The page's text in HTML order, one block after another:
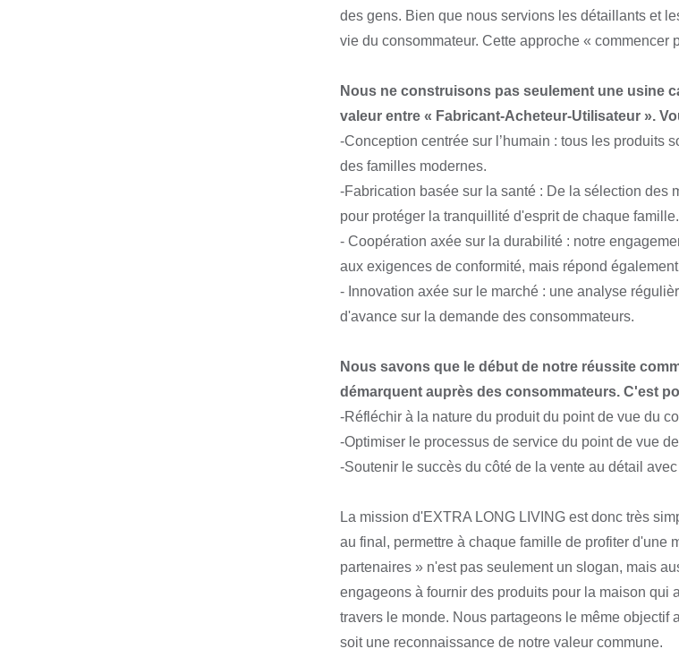
des gens. Bien que nous servions les détaillants et
vie du consommateur. Cette approche «
Nous ne construisons pas seulement une usine
valeur entre « Fabricant-Acheteur-Utilisateur ».
-Conception centrée sur l’humain : tous les produits
des familles modernes.
-Fabrication basée sur la santé : De la sélection des
pour protéger la tranquillité d'esprit de chaque famille.
- Coopération axée sur la durabilité : notre
aux exigences de conformité, mais répond
- Innovation axée sur le marché : une analyse
d'avance sur la demande des consommateurs.
Nous savons que le début de notre réussite
démarquent auprès des consommateurs. C'est
-Réfléchir à la nature du produit du point de vue du
-Optimiser le processus de service du point de vue
-Soutenir le succès du côté de la vente au détail
La mission d'EXTRA LONG LIVING est donc très
au final, permettre à chaque famille de profiter d'une
partenaires » n'est pas seulement un slogan, mais
engageons à fournir des produits pour la maison
travers le monde. Nous partageons le même
soit une reconnaissance de notre valeur commune.